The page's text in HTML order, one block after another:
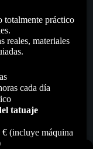
material para
Tattooluna
adversas o
adquiridos
normativa sanitaria y
que los
la consulta
totalmente práctico
reales, materiales
cada día
tatuaje
€ (incluye máquina